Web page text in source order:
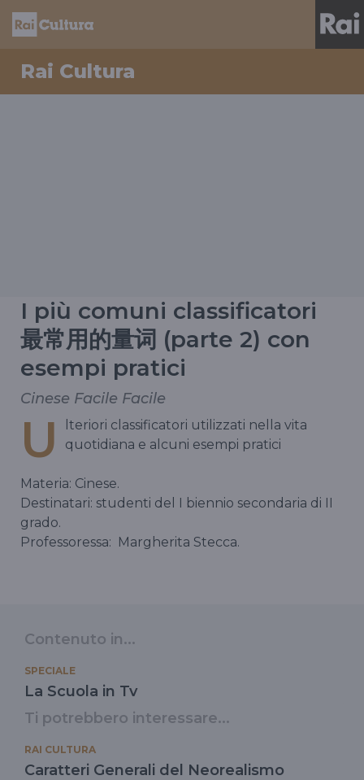
Rai Cultura
I più comuni classificatori
最常用的量词 (parte 2) con
esempi pratici
Cinese Facile Facile
U
lteriori classificatori utilizzati nella vita
quotidiana e alcuni esempi pratici
Materia: Cinese.
Destinatari: studenti del I biennio secondaria di II
grado.
Professoressa: Margherita Stecca.
Contenuto in...
SPECIALE
La Scuola in Tv
Ti potrebbero interessare...
RAI CULTURA
Caratteri Generali del Neorealismo